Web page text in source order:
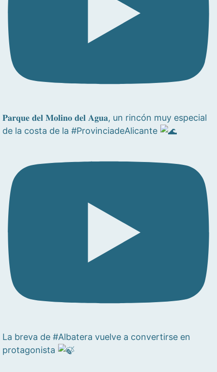
𝐏𝐚𝐫𝐪𝐮𝐞 𝐝𝐞𝐥 𝐌𝐨𝐥𝐢𝐧𝐨 𝐝𝐞𝐥 𝐀𝐠𝐮𝐚, un rincón muy especial
de la costa de la #ProvinciadeAlicante
La breva de #Albatera vuelve a convertirse en
protagonista